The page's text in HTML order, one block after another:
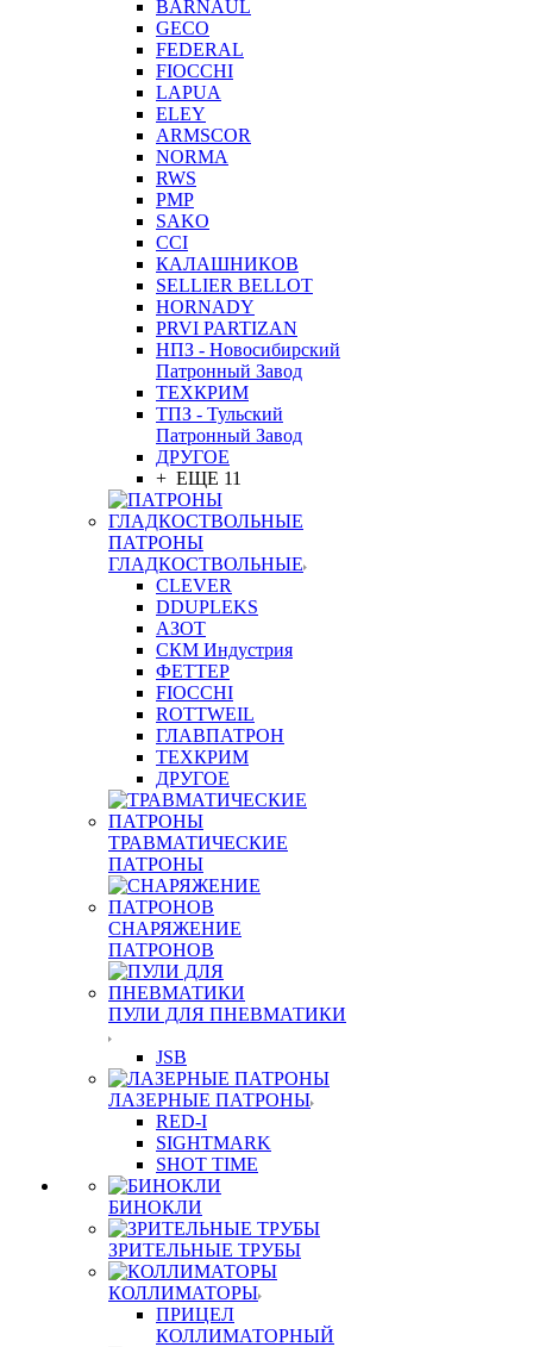
BARNAUL
GEСO
FEDERAL
FIOCCHI
LAPUA
ELEY
ARMSCOR
NORMA
RWS
PMP
SAKO
CCI
КАЛАШНИКОВ
SELLIER BELLOT
HORNADY
PRVI PARTIZAN
НПЗ - Новосибирский
Патронный Завод
ТЕХКРИМ
ТПЗ - Тульский
Патронный Завод
ДРУГОЕ
+ ЕЩЕ 11
ПАТРОНЫ
ГЛАДКОСТВОЛЬНЫЕ
CLEVER
DDUPLEKS
АЗОТ
СКМ Индустрия
ФЕТТЕР
FIOCCHI
ROTTWEIL
ГЛАВПАТРОН
ТЕХКРИМ
ДРУГОЕ
ТРАВМАТИЧЕСКИЕ
ПАТРОНЫ
СНАРЯЖЕНИЕ
ПАТРОНОВ
ПУЛИ ДЛЯ ПНЕВМАТИКИ
JSB
ЛАЗЕРНЫЕ ПАТРОНЫ
RED-I
SIGHTMARK
SHOT TIME
БИНОКЛИ
ЗРИТЕЛЬНЫЕ ТРУБЫ
КОЛЛИМАТОРЫ
ПРИЦЕЛ
КОЛЛИМАТОРНЫЙ